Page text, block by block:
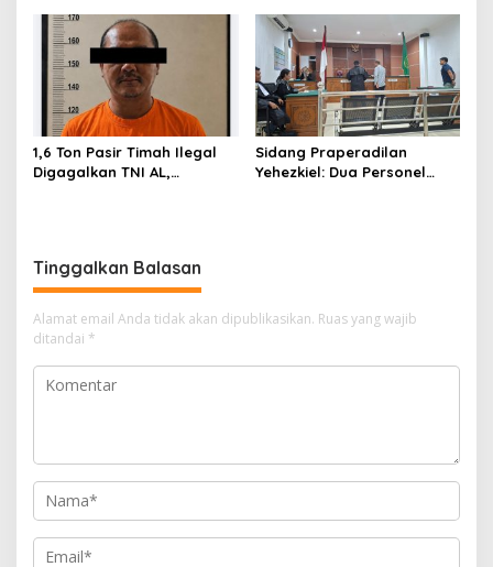
Perlakuan Merendahkan
Masyarakat
1,6 Ton Pasir Timah Ilegal
Digagalkan TNI AL,
Sidang Praperadilan
Yehezkiel: Dua Personel
Tinggalkan Balasan
Alamat email Anda tidak akan dipublikasikan. Ruas yang wajib
ditandai *